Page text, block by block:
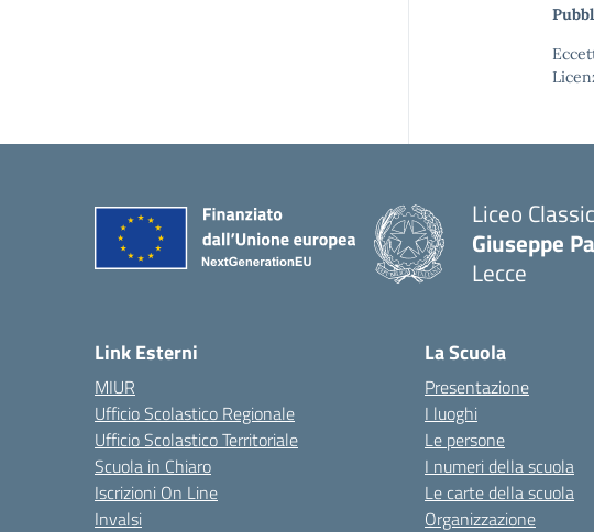
Liceo
Giuseppe
Lecce
Link Esterni
MIUR
Ufficio Scolastico Regionale
Ufficio Scolastico Territoriale
Scuola in Chiaro
Iscrizioni On Line
Invalsi
La Scuola
Presentazione
I luoghi
Le persone
I numeri della scuola
Le carte della scuola
Organizzazione